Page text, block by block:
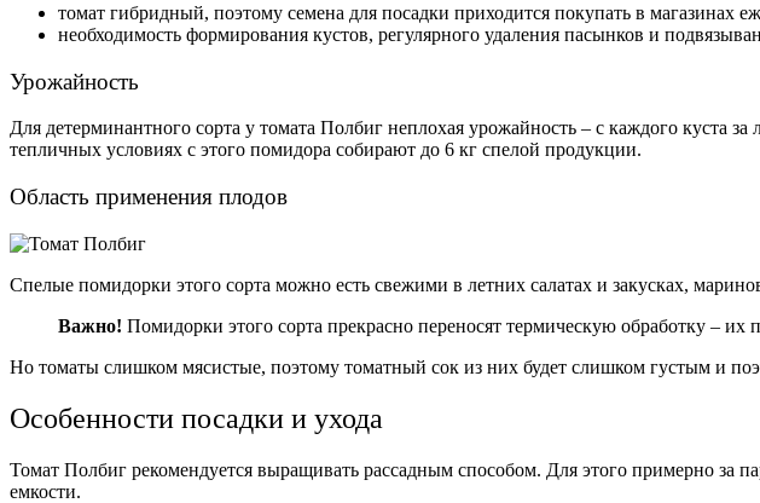
томат гибридный, поэтому семена для посадки приходится покупать в магазинах
необходимость формирования кустов, регулярного удаления пасынков и
Урожайность
Для детерминантного сорта у томата Полбиг неплохая урожайность – с каждого куста
тепличных условиях с этого помидора собирают до 6 кг спелой продукции.
Область применения плодов
Спелые помидорки этого сорта можно есть свежими в летних салатах и закусках,
Важно! Помидорки этого сорта прекрасно переносят термическую обработку –
Но томаты слишком мясистые, поэтому томатный сок из них будет слишком густым и
Особенности посадки и ухода
Томат Полбиг рекомендуется выращивать рассадным способом. Для этого примерно за
емкости.